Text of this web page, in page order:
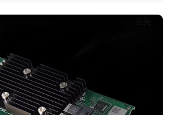
David Ogilvyn filosofian mukaan
usein abstraktisti
Cloud (TS Cloud) toimii